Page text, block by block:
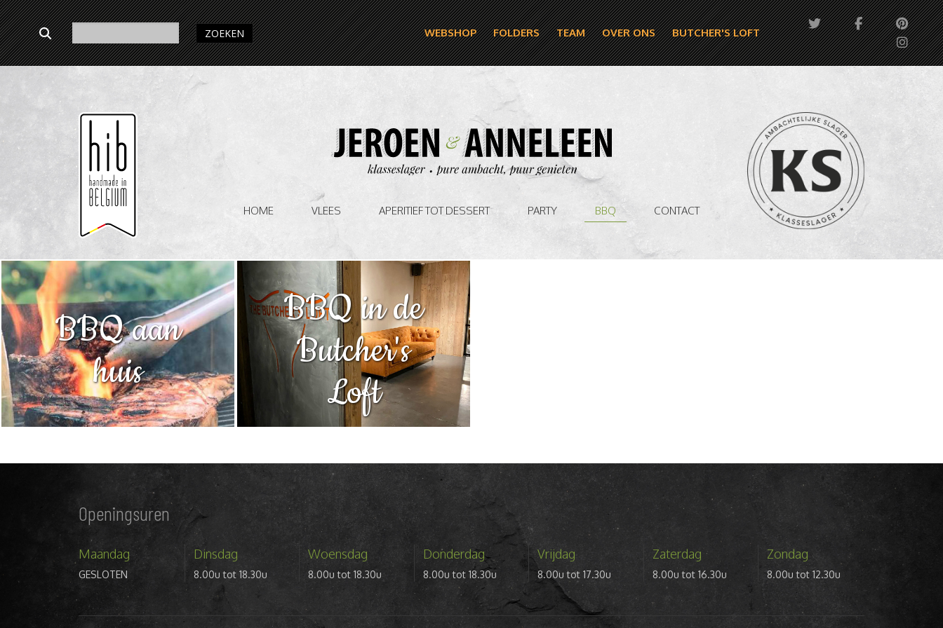
ZOEKEN WEBSHOP FOLDERS TEAM OVER ONS BUTCHER'S LOFT
HOME VLEES APERITIEF TOT DESSERT PARTY BBQ CONTACT
BBQ aan
huis
BBQ in de
Butcher's
Loft
Openingsuren
Maandag
GESLOTEN
Dinsdag
8.00u tot 18.30u
Woensdag
8.00u tot 18.30u
Donderdag
8.00u tot 18.30u
Vrijdag
8.00u tot 17.30u
Zaterdag
8.00u tot 16.30u
Zondag
8.00u tot 12.30u